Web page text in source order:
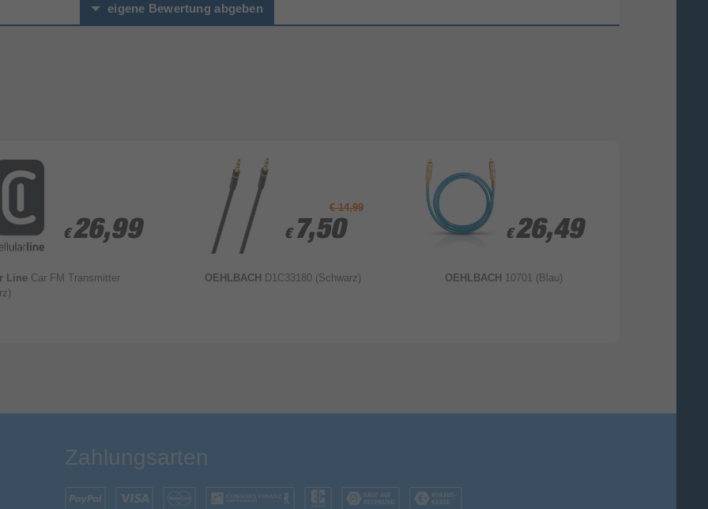
eigene Bewertung abgeben
€ 26,99
€ 26,99
Line Car FM Transmitter
€ 14,99
€ 7,50
€ 7,50
OEHLBACH D1C33180 (Schwarz)
€ 26,49
€ 26,49
OEHLBACH 10701 (Blau)
Zahlungsarten